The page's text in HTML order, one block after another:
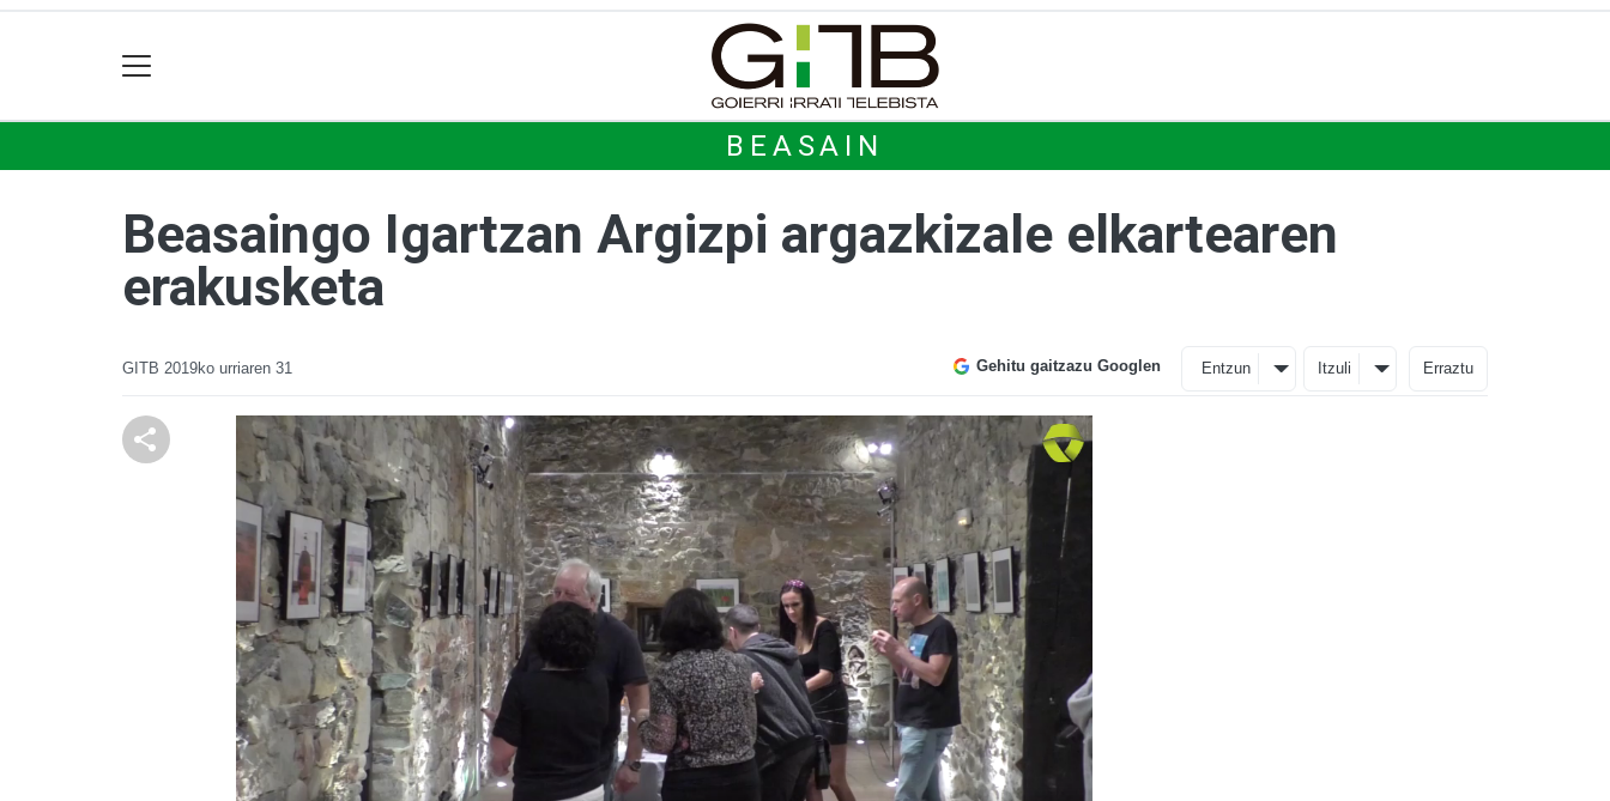
BEASAIN
Beasaingo Igartzan Argizpi argazkizale elkartearen
erakusketa
GITB 2019ko urriaren 31 Gehitu gaitzazu Googlen Entzun Itzuli Erraztu